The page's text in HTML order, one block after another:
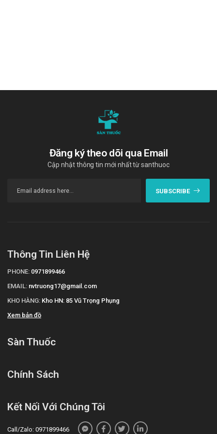
Đăng ký theo dõi qua Email
Cập nhật thông tin mới nhất từ santhuoc
SUBSCRIBE
Thông Tin Liên Hệ
PHONE: 0971899466
EMAIL: nvtruong17@gmail.com
KHO HÀNG: Kho HN: 85 Vũ Trọng Phụng
Xem bản đồ
Sàn Thuốc
Chính Sách
Kết Nối Với Chúng Tôi
Call/Zalo: 0971899466